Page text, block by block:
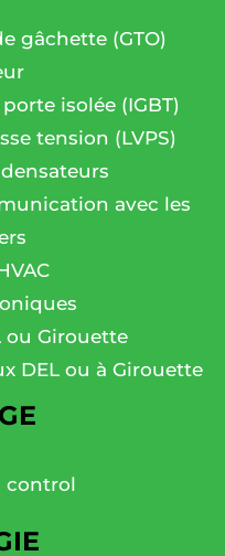
gâchette (GTO)
isolée (IGBT)
tension (LVPS)
avec les
ou Girouette
DEL ou à Girouette
control